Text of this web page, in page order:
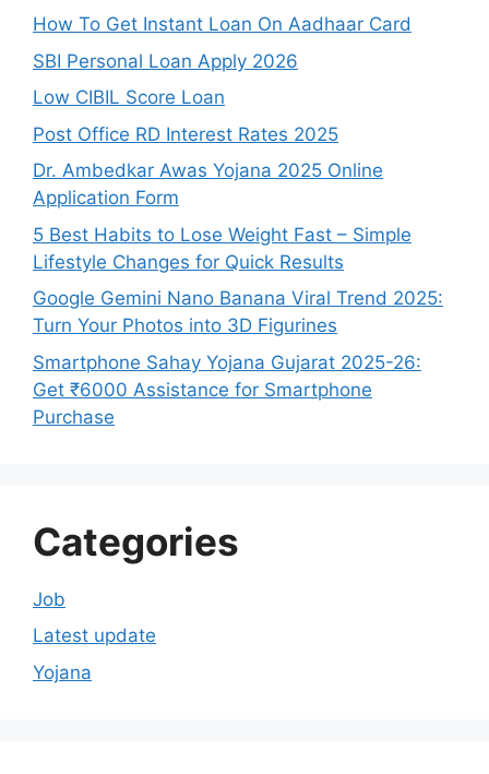
How To Get Instant Loan On Aadhaar Card
SBI Personal Loan Apply 2026
Low CIBIL Score Loan
Post Office RD Interest Rates 2025
Dr. Ambedkar Awas Yojana 2025 Online
Application Form
5 Best Habits to Lose Weight Fast – Simple
Lifestyle Changes for Quick Results
Google Gemini Nano Banana Viral Trend 2025:
Turn Your Photos into 3D Figurines
Smartphone Sahay Yojana Gujarat 2025-26:
Get ₹6000 Assistance for Smartphone
Purchase
Categories
Job
Latest update
Yojana